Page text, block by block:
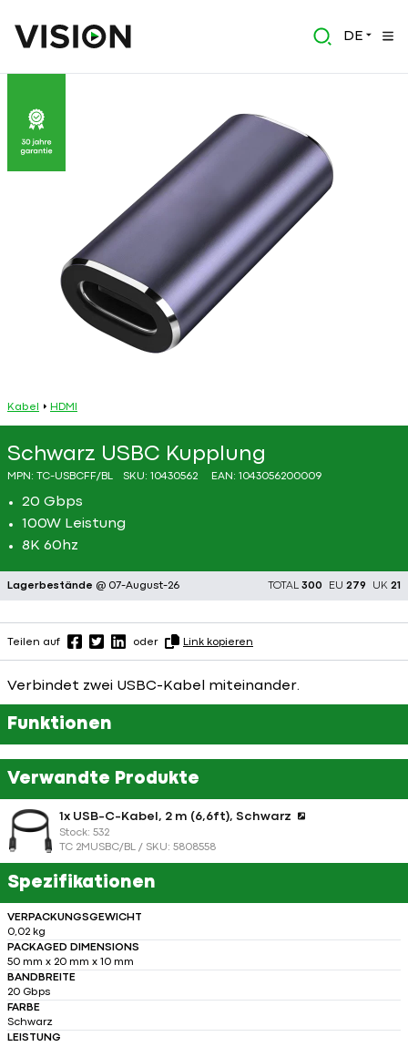
DE
Kabel HDMI
Schwarz USBC Kupplung
MPN: TC-USBCFF/BL SKU: 10430562 EAN: 1043056200009
20 Gbps
100W Leistung
8K 60hz
Lagerbestände @ 07-August-26 TOTAL 300 EU 279 UK 21
Teilen auf oder Link kopieren
Verbindet zwei USBC-Kabel miteinander.
Funktionen
Verwandte Produkte
1x USB-C-Kabel, 2 m (6,6ft), Schwarz
Stock: 532
TC 2MUSBC/BL / SKU: 5808558
Spezifikationen
VERPACKUNGSGEWICHT
0,02 kg
PACKAGED DIMENSIONS
50 mm x 20 mm x 10 mm
BANDBREITE
20 Gbps
FARBE
Schwarz
LEISTUNG